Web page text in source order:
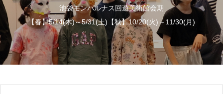
池袋モンパルナス回遊美術館会期
【春】5/14(木)～5/31(土)【秋】10/20(火)～11/30(月)